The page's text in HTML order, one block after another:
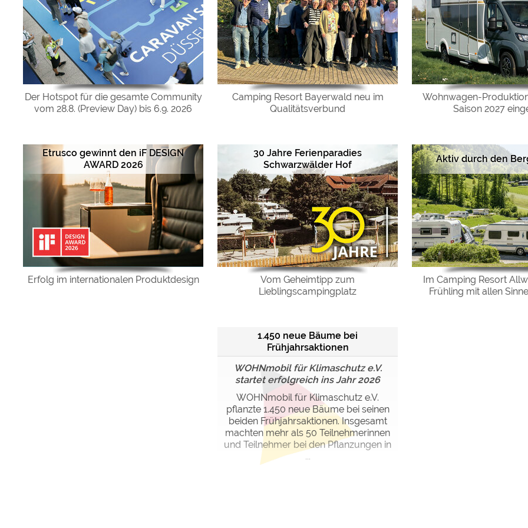
Der Hotspot für die gesamte Community
vom 28.8. (Preview Day) bis 6.9. 2026
Camping Resort Bayerwald neu im
Qualitätsverbund
Wohnwagen-
Saison 2027
Etrusco gewinnt den iF DESIGN
AWARD 2026
Erfolg im internationalen Produktdesign
30 Jahre Ferienparadies
Schwarzwälder Hof
Vom Geheimtipp zum
Lieblingscampingplatz
Aktiv durch den
Im Camping Resort
Frühling mit allen
1.450 neue Bäume bei
Frühjahrsaktionen
WOHNmobil für Klimaschutz e.V.
startet erfolgreich ins Jahr 2026
WOHNmobil für Klimaschutz e.V.
pflanzte 1.450 neue Bäume bei seinen
beiden Frühjahrsaktionen. Insgesamt
machten mehr als 50 Teilnehmerinnen
und Teilnehmer bei den Pflanzungen in
...